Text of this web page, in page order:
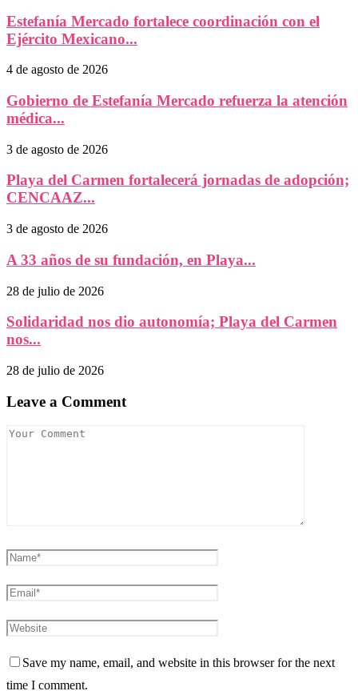
Estefanía Mercado fortalece coordinación con el
Ejército Mexicano...
4 de agosto de 2026
Gobierno de Estefanía Mercado refuerza la atención
médica...
3 de agosto de 2026
Playa del Carmen fortalecerá jornadas de adopción;
CENCAAZ...
3 de agosto de 2026
A 33 años de su fundación, en Playa...
28 de julio de 2026
Solidaridad nos dio autonomía; Playa del Carmen
nos...
28 de julio de 2026
Leave a Comment
Save my name, email, and website in this browser for the next
time I comment.